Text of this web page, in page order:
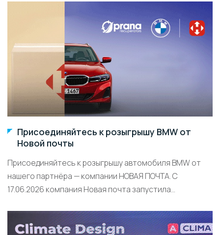
Присоединяйтесь к розыгрышу BMW от
Новой почты
Присоединяйтесь к розыгрышу автомобиля BMW от
нашего партнёра — компании НОВАЯ ПОЧТА. С
17.06.2026 компания Новая почта запустила...